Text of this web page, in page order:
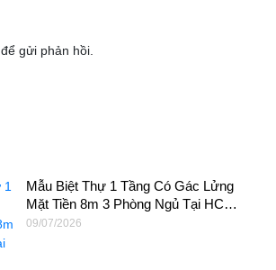
để gửi phản hồi.
Mẫu Biệt Thự 1 Tầng Có Gác Lửng
Mặt Tiền 8m 3 Phòng Ngủ Tại HCM
– BT71
09/07/2026